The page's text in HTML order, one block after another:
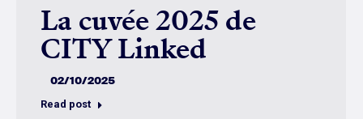
La cuvée 2025 de
CITY Linked
02/10/2025
Read post